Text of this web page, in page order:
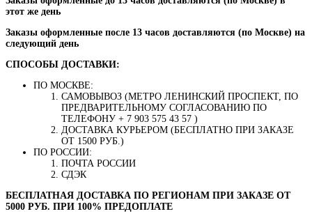
этот же день
Заказы оформленные после 13 часов доставляются (по Москве) на
следующий день
СПОСОБЫ ДОСТАВКИ:
ПО МОСКВЕ:
САМОВЫВОЗ (МЕТРО ЛЕНИНСКИЙ ПРОСПЕКТ, ПО
ПРЕДВАРИТЕЛЬНОМУ СОГЛАСОВАНИЮ ПО
ТЕЛЕФОНУ + 7 903 575 43 57 )
ДОСТАВКА КУРЬЕРОМ (БЕСПЛАТНО ПРИ ЗАКАЗЕ
ОТ 1500 РУБ.)
ПО РОССИИ:
ПОЧТА РОССИИ
СДЭК
БЕСПЛАТНАЯ ДОСТАВКА ПО РЕГИОНАМ ПРИ ЗАКАЗЕ ОТ
5000 РУБ. ПРИ 100% ПРЕДОПЛАТЕ